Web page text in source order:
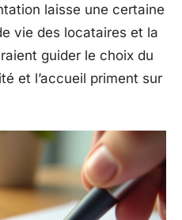
laisse une certaine
vie des locataires et la
guider le choix du
et l’accueil priment sur